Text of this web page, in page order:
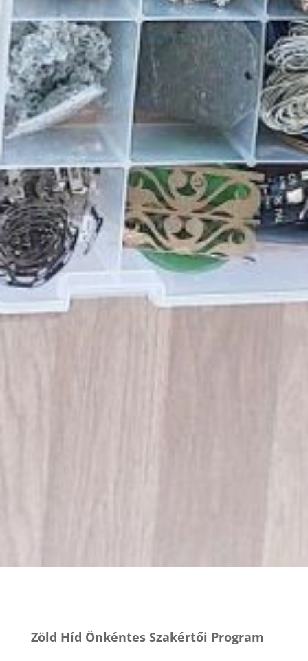
Zöld Híd Önkéntes Szakértői Program